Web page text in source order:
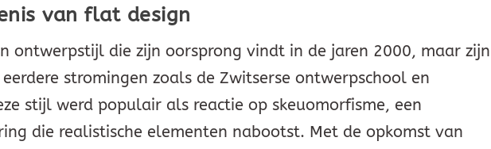
van flat design
ontwerpstijl die zijn oorsprong vindt in de jaren 2000, maar zijn
stromingen zoals de Zwitserse ontwerpschool en
stijl werd populair als reactie op skeuomorfisme, een
die realistische elementen nabootst. Met de opkomst van